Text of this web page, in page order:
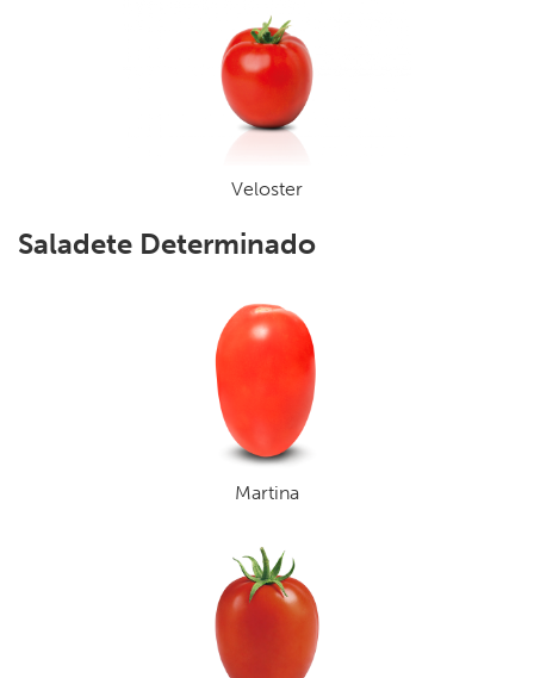
Veloster
Saladete Determinado
Martina